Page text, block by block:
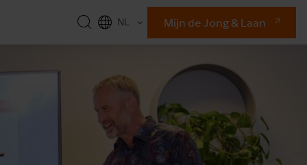
NL Mijn de Jong & Laan